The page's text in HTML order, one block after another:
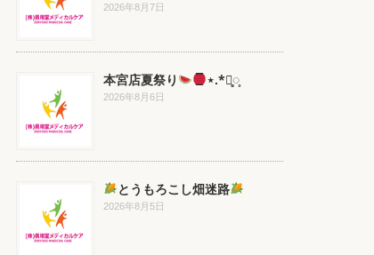
2026年8月7日
本宮店夏祭り ⋆.*⃝̥◌̥
2026年8月6日
とうもろこし畑迷路
2026年8月5日